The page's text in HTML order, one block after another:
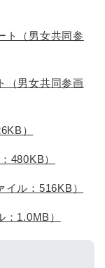
ト（男女共同参
（男女共同参画
）
480KB）
ル：516KB）
1.0MB）